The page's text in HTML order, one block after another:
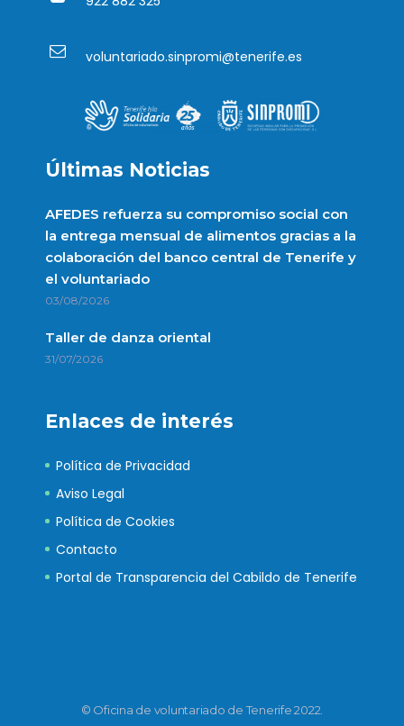
voluntariado.sinpromi@tenerife.es
Últimas Noticias
AFEDES refuerza su compromiso social con
la entrega mensual de alimentos gracias a la
colaboración del banco central de Tenerife y
el voluntariado
03/08/2026
Taller de danza oriental
31/07/2026
Enlaces de interés
Política de Privacidad
Aviso Legal
Política de Cookies
Contacto
Portal de Transparencia del Cabildo de Tenerife
© Oficina de voluntariado de Tenerife 2022.